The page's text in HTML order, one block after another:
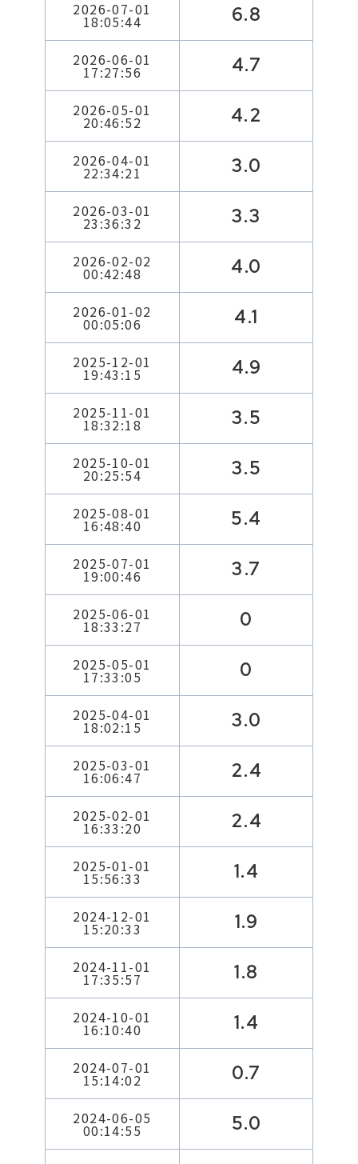
2026-07-01
18:05:44 6.8
2026-06-01
17:27:56 4.7
2026-05-01
20:46:52 4.2
2026-04-01
22:34:21 3.0
2026-03-01
23:36:32 3.3
2026-02-02
00:42:48 4.0
2026-01-02
00:05:06 4.1
2025-12-01
19:43:15 4.9
2025-11-01
18:32:18 3.5
2025-10-01
20:25:54 3.5
2025-08-01
16:48:40 5.4
2025-07-01
19:00:46 3.7
2025-06-01
18:33:27 0
2025-05-01
17:33:05 0
2025-04-01
18:02:15 3.0
2025-03-01
16:06:47 2.4
2025-02-01
16:33:20 2.4
2025-01-01
15:56:33 1.4
2024-12-01
15:20:33 1.9
2024-11-01
17:35:57 1.8
2024-10-01
16:10:40 1.4
2024-07-01
15:14:02 0.7
2024-06-05
00:14:55 5.0